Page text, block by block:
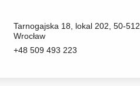
Tarnogajska 18, lokal 202, 50-512,
Wrocław
+48 509 493 223